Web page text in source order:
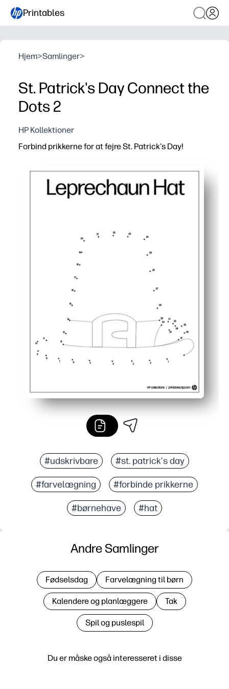
Printables
Hjem>Samlinger>
St. Patrick's Day Connect the
Dots 2
HP Kollektioner
Forbind prikkerne for at fejre St. Patrick's Day!
#udskrivbare #st. patrick's day
#farvelægning #forbinde prikkerne
#børnehave #hat
Du er måske også interesseret i disse
Andre Samlinger
Fødselsdag Farvelægning til børn
Kalendere og planlæggere Tak
Spil og puslespil